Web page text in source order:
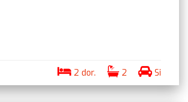
2 dor. 2 Si